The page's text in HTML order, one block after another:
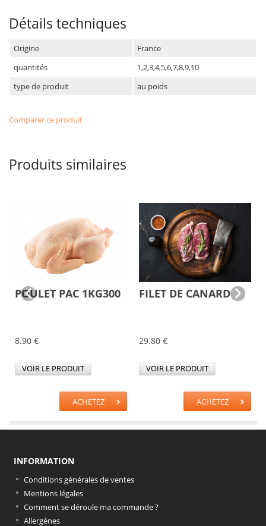
Détails techniques
Origine
France
quantités
1,2,3,4,5,6,7,8,9,10
type de produit
au poids
Comparer ce produit
Produits similaires
POULET PAC 1KG300
8.90 €
VOIR LE PRODUIT
ACHETEZ
FILET DE CANARD
29.80 €
VOIR LE PRODUIT
ACHETEZ
INFORMATION
Conditions générales de ventes
Mentions légales
Comment se déroule ma commande ?
Allergènes